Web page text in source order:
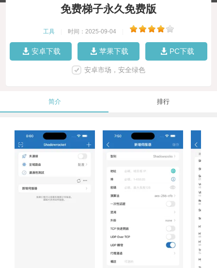
免费梯子永久免费版
工具 时间：2025-09-04
安卓下载 苹果下载 PC下载
安卓市场，安全绿色
简介 排行